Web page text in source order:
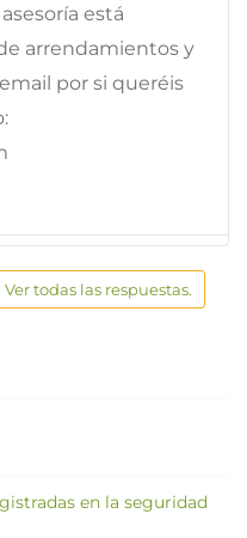
está
arrendamientos y
por si queréis
todas las respuestas.
en la seguridad